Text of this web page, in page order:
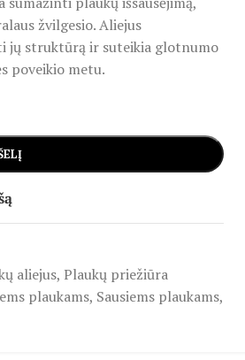
žvilgesio. Aliejus
jų struktūrą ir suteikia glotnumo
poveikio metu.
aliejus, Plaukų priežiūra
plaukams, Sausiems plaukams,